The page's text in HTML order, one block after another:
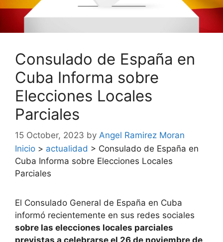
Consulado de España en
Cuba Informa sobre
Elecciones Locales
Parciales
15 October, 2023 by Angel Ramirez Moran
Inicio > actualidad > Consulado de España en
Cuba Informa sobre Elecciones Locales
Parciales
El Consulado General de España en Cuba
informó recientemente en sus redes sociales
sobre las elecciones locales parciales
previstas a celebrarse el 26 de noviembre de